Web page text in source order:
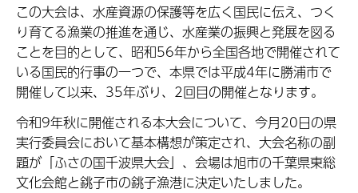
この大会は、水産資源の保護等を広く国民に伝え、つく
り育てる漁業の推進を通じ、水産業の振興と発展を図る
ことを目的として、昭和56年から全国各地で開催されて
いる国民的行事の一つで、本県では平成4年に勝浦市で
開催して以来、35年ぶり、2回目の開催となります。
令和9年秋に開催される本大会について、今月20日の県
実行委員会において基本構想が策定され、大会名称の副
題が「ふさの国千波県大会」、会場は旭市の千葉県東総
文化会館と銚子市の銚子漁港に決定いたしました。